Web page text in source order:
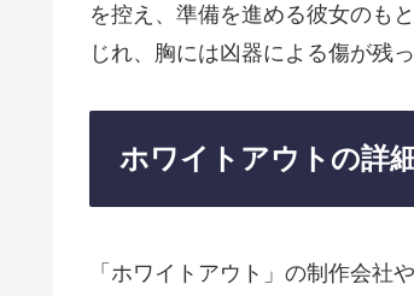
を控え、準備を進める彼女のも
じれ、胸には凶器による傷が残っ
ホワイトアウトの詳
「ホワイトアウト」の制作会社